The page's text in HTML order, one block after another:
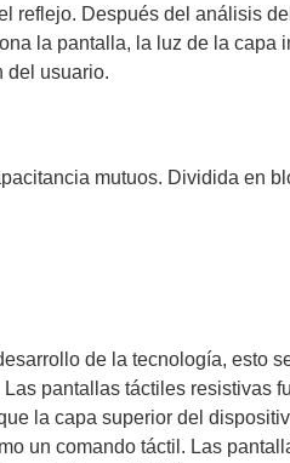
reflejo. Después del análisis
la pantalla, la luz de la capa
del usuario.
mutuos. Dividida en
de la tecnología, esto
pantallas táctiles resistivas
la capa superior del
un comando táctil. Las